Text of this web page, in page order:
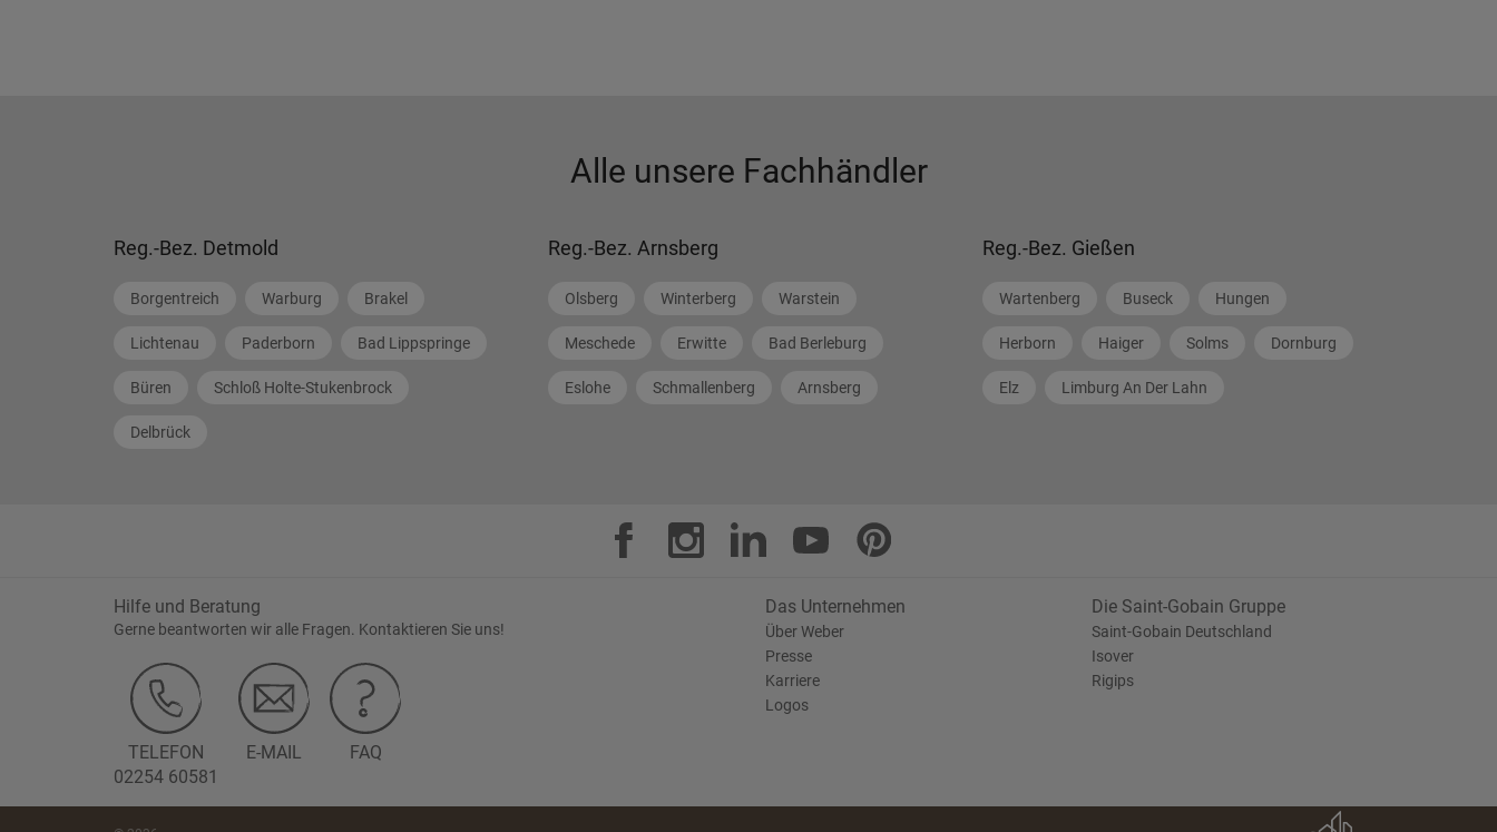
Alle unsere Fachhändler
Reg.-Bez. Detmold
Borgentreich Warburg Brakel
Lichtenau Paderborn Bad Lippspringe
Büren Schloß Holte-Stukenbrock
Delbrück
Reg.-Bez. Arnsberg
Olsberg Winterberg Warstein
Meschede Erwitte Bad Berleburg
Eslohe Schmallenberg Arnsberg
Reg.-Bez. Gießen
Wartenberg Buseck Hungen
Herborn Haiger Solms Dornburg
Elz Limburg An Der Lahn
Hilfe und Beratung
Gerne beantworten wir alle Fragen. Kontaktieren Sie uns!
TELEFON
02254 60581
E-MAIL FAQ
Das Unternehmen
Über Weber
Presse
Karriere
Logos
Die Saint-Gobain Gruppe
Saint-Gobain Deutschland
Isover
Rigips